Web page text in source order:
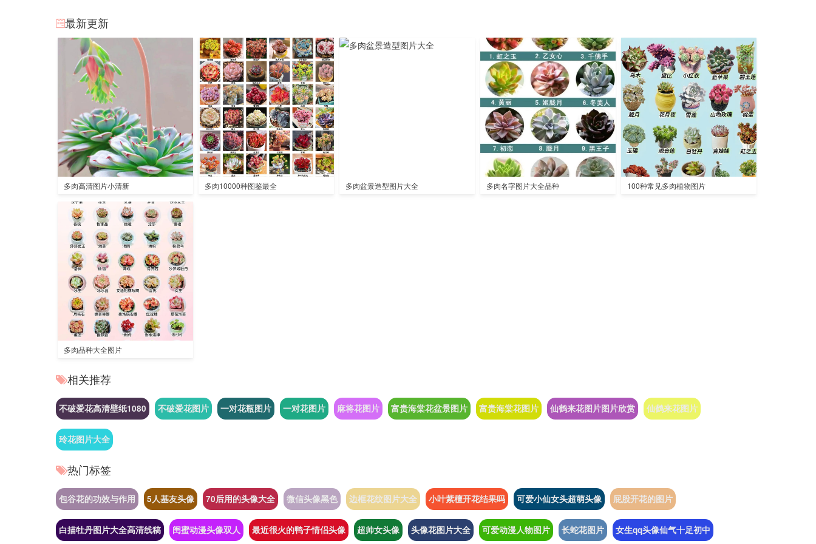
最新更新
多肉高清图片小清新 多肉10000种图鉴最全 多肉盆景造型图片大全 多肉名字图片大全品种 100种常见多肉植物图片
多肉品种大全图片
相关推荐
不破爱花高清壁纸1080 不破爱花图片 一对花瓶图片 一对花图片 麻将花图片 富贵海棠花盆景图片 富贵海棠花图片 仙鹤来花图片图片欣赏 仙鹤来花图片
玲花图片大全
热门标签
包谷花的功效与作用 5人基友头像 70后用的头像大全 微信头像黑色 边框花纹图片大全 小叶紫檀开花结果吗 可爱小仙女头超萌头像 屁股开花的图片
白描牡丹图片大全高清线稿 闺蜜动漫头像双人 最近很火的鸭子情侣头像 超帅女头像 头像花图片大全 可爱动漫人物图片 长蛇花图片 女生qq头像仙气十足初中